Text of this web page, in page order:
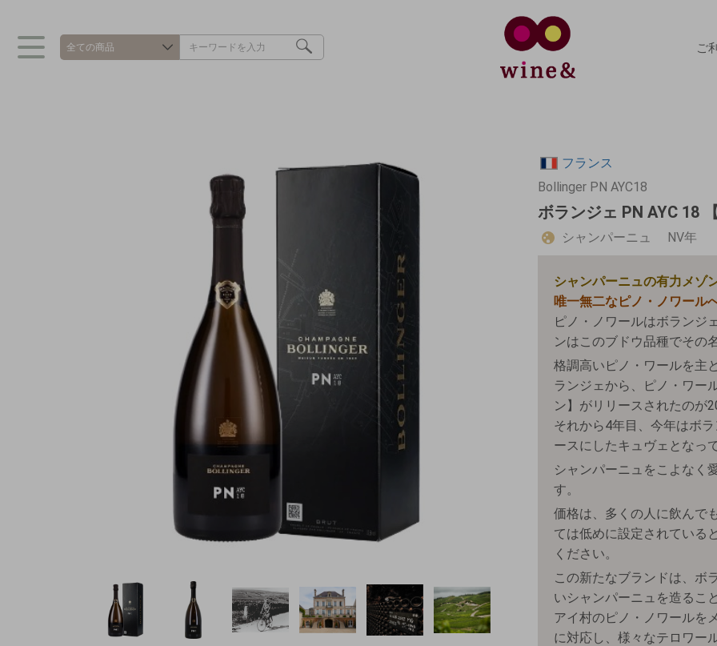
ご
フランス
Bollinger PN AYC18
ボランジェ PN AYC 18
シャンパーニュ NV年
シャンパーニュの有力メゾ
唯一無二なピノ・ノワール
ピノ・ノワールはボランジ
ンはこのブドウ品種でその
格調高いピノ・ワールを主
ランジェから、ピノ・ワー
ン】がリリースされたのが
それから4年目、今年はボ
ースにしたキュヴェとなっ
シャンパーニュをこよなく
す。
価格は、多くの人に飲んで
ては低めに設定されている
ください。
この新たなブランドは、ボ
いシャンパーニュを造るこ
アイ村のピノ・ノワールを
に対応し、様々なテロワー